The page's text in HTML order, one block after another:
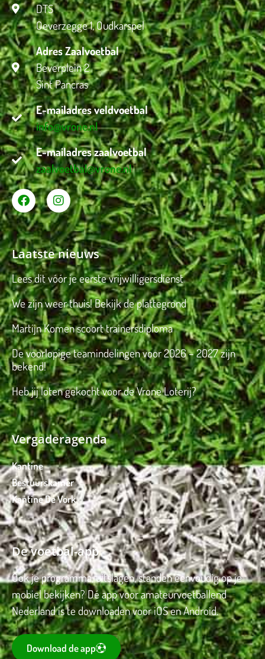
DTS
Oeverzegge 1, Oudkarspel
Adres Zaalvoetbal
Beverplein 2
Sint Pancras
E-mailadres veldvoetbal
info@vrone.nl
E-mailadres zaalvoetbal
zaalvoetbal@vrone.nl
Laatste nieuws
Lees dit vóór je eerste vrijwilligersdienst
We zijn weer thuis! Bekijk de plattegrond
Martijn Komen scoort trainersdiploma
De voorlopige teamindelingen voor 2026 – 2027 zijn
bekend!
Heb jij loten gekocht voor de Vrone Loterij?
Vergaderagenda
Kantine
Bestuurskamer
Kantine De Vork
De voetbal-app
Ook je programma, uitslagen, standen eenvoudig op je
mobiel bekijken? Dé app voor amateurvoetballend
Nederland is te downloaden voor iOS en Android.
Download de app